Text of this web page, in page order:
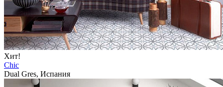
Хит!
Chic
Dual Gres, Испания